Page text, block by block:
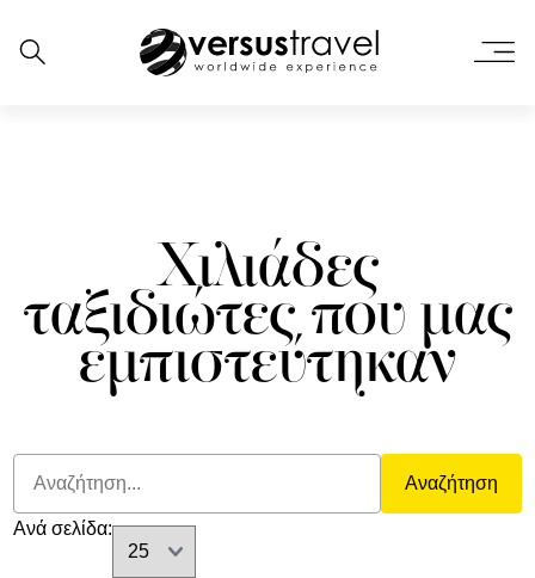
Χιλιάδες
ταξιδιώτες που μας
εμπιστεύτηκαν
Αναζήτηση
Ανά σελίδα: